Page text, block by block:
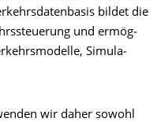
bildet die
und ermög­
Simula­
wir daher sowohl